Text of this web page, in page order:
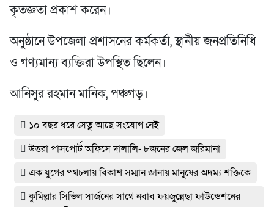
কৃতজ্ঞতা প্রকাশ করেন।
অনুষ্ঠানে উপজেলা প্রশাসনের কর্মকর্তা, স্থানীয় জনপ্রতিনিধি
ও গণ্যমান্য ব্যক্তিরা উপস্থিত ছিলেন।
আনিসুর রহমান মানিক, পঞ্চগড়।
১০ বছর ধরে সেতু আছে সংযোগ নেই
উত্তরা পাসপোর্ট অফিসে দালালি- ৮জনের জেল জরিমানা
এক যুগের পথচলায় বিকাশ সম্মান জানায় মানুষের অদম্য শক্তিকে
কুমিল্লার সিভিল সার্জনের সাথে নবাব ফয়জুন্নেছা ফাউন্ডেশনের